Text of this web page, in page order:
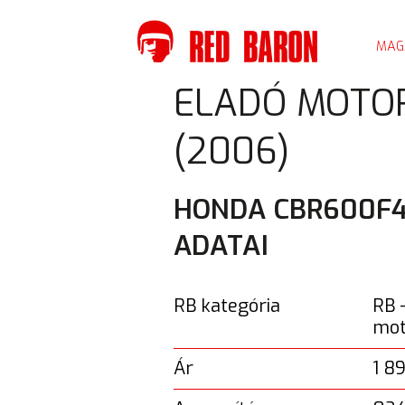
ELADÓ
(2006)
HONDA
ADATAI
RB kategória
RB
Ár
1